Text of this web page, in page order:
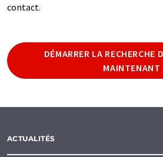
contact.
DÉMARRER LA RECHERCHE
MAINTENANT
ACTUALITÉS